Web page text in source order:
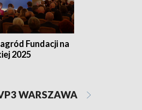
Fundacji na
2025
WARSZAWA